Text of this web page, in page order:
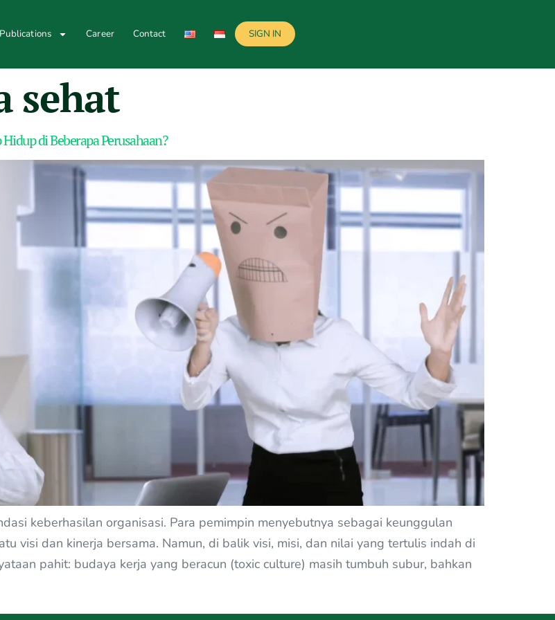
Publications Career Contact SIGN IN
sehat
di Beberapa Perusahaan?
keberhasilan organisasi. Para pemimpin menyebutnya sebagai keunggulan
visi dan kinerja bersama. Namun, di balik visi, misi, dan nilai yang tertulis indah di
pahit: budaya kerja yang beracun (toxic culture) masih tumbuh subur, bahkan